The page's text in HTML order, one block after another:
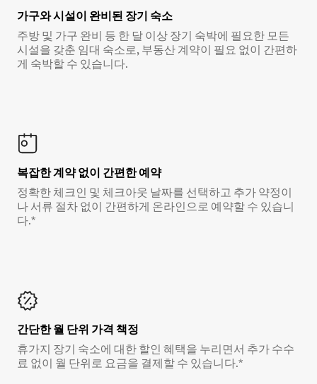
가구와 시설이 완비된 장기 숙소
주방 및 가구 완비 등 한 달 이상 장기 숙박에 필요한 모든
시설을 갖춘 임대 숙소로, 부동산 계약이 필요 없이 간편하
게 숙박할 수 있습니다.
복잡한 계약 없이 간편한 예약
정확한 체크인 및 체크아웃 날짜를 선택하고 추가 약정이
나 서류 절차 없이 간편하게 온라인으로 예약할 수 있습니
다.*
간단한 월 단위 가격 책정
휴가지 장기 숙소에 대한 할인 혜택을 누리면서 추가 수수
료 없이 월 단위로 요금을 결제할 수 있습니다.*